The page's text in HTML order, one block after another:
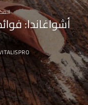
أشواغاندا: